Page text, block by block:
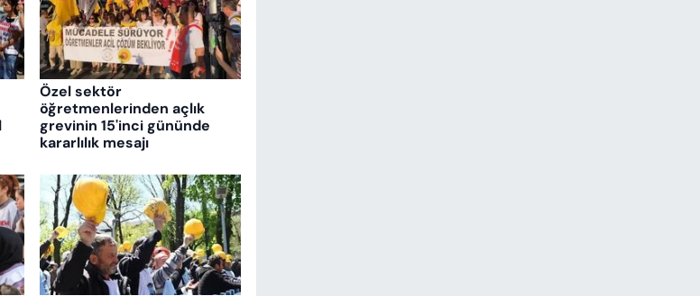
Özel sektör
öğretmenlerinden açlık
grevinin 15'inci gününde
kararlılık mesajı